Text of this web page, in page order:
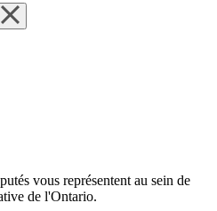
vous représentent au sein de
de l'Ontario.